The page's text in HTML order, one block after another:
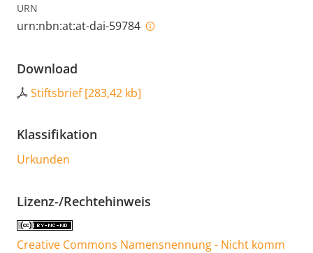
URN
urn:nbn:at:at-dai-59784
Download
Stiftsbrief[283,42 kb]
Klassifikation
Urkunden
Lizenz-/Rechtehinweis
Creative Commons Namensnennung - Nicht komm